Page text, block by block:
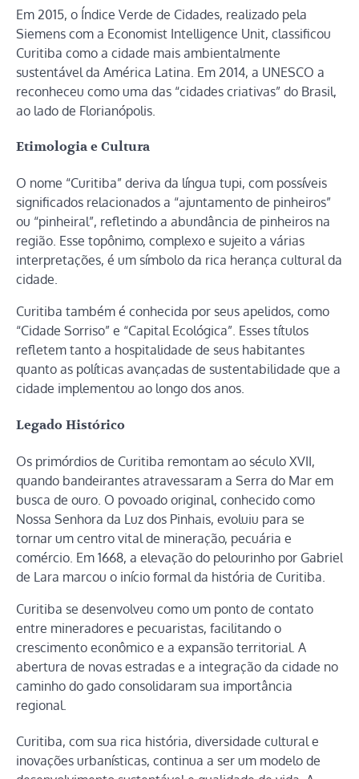
Em 2015, o Índice Verde de Cidades, realizado pela
Siemens com a Economist Intelligence Unit, classificou
Curitiba como a cidade mais ambientalmente
sustentável da América Latina. Em 2014, a UNESCO a
reconheceu como uma das “cidades criativas” do Brasil,
ao lado de Florianópolis.
Etimologia e Cultura
O nome “Curitiba” deriva da língua tupi, com possíveis
significados relacionados a “ajuntamento de pinheiros”
ou “pinheiral”, refletindo a abundância de pinheiros na
região. Esse topônimo, complexo e sujeito a várias
interpretações, é um símbolo da rica herança cultural da
cidade.
Curitiba também é conhecida por seus apelidos, como
“Cidade Sorriso” e “Capital Ecológica”. Esses títulos
refletem tanto a hospitalidade de seus habitantes
quanto as políticas avançadas de sustentabilidade que a
cidade implementou ao longo dos anos.
Legado Histórico
Os primórdios de Curitiba remontam ao século XVII,
quando bandeirantes atravessaram a Serra do Mar em
busca de ouro. O povoado original, conhecido como
Nossa Senhora da Luz dos Pinhais, evoluiu para se
tornar um centro vital de mineração, pecuária e
comércio. Em 1668, a elevação do pelourinho por Gabriel
de Lara marcou o início formal da história de Curitiba.
Curitiba se desenvolveu como um ponto de contato
entre mineradores e pecuaristas, facilitando o
crescimento econômico e a expansão territorial. A
abertura de novas estradas e a integração da cidade no
caminho do gado consolidaram sua importância
regional.
Curitiba, com sua rica história, diversidade cultural e
inovações urbanísticas, continua a ser um modelo de